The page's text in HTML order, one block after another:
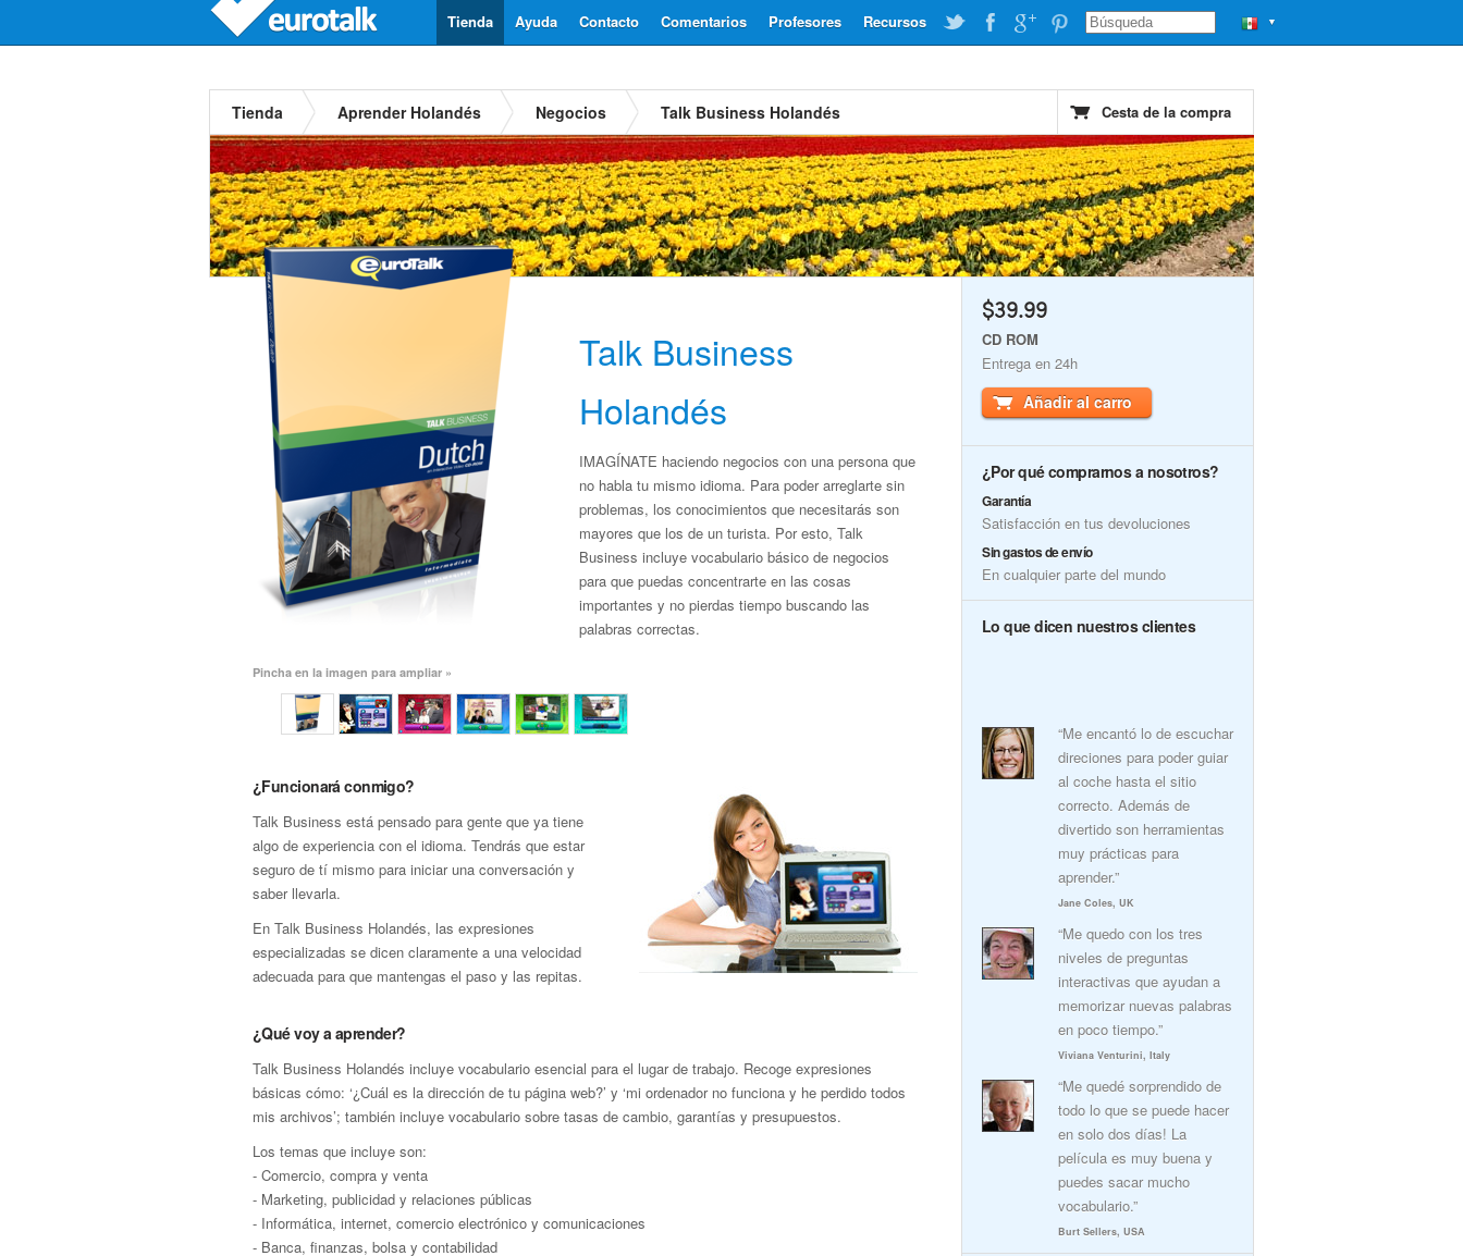
▼
Recursos
Profesores
Comentarios
Contacto
Ayuda
Tienda
Tienda Aprender Holandés Negocios Talk Business Holandés Cesta de la compra
Talk Business
Holandés
IMAGÍNATE haciendo negocios con una persona que
no habla tu mismo idioma. Para poder arreglarte sin
problemas, los conocimientos que necesitarás son
mayores que los de un turista. Por esto, Talk
Business incluye vocabulario básico de negocios
para que puedas concentrarte en las cosas
importantes y no pierdas tiempo buscando las
palabras correctas.
Pincha en la imagen para ampliar »
¿Funcionará conmigo?
Talk Business está pensado para gente que ya tiene
algo de experiencia con el idioma. Tendrás que estar
seguro de tí mismo para iniciar una conversación y
saber llevarla.
En Talk Business Holandés, las expresiones
especializadas se dicen claramente a una velocidad
adecuada para que mantengas el paso y las repitas.
¿Qué voy a aprender?
Talk Business Holandés incluye vocabulario esencial para el lugar de trabajo. Recoge expresiones
básicas cómo: ‘¿Cuál es la dirección de tu página web?’ y ‘mi ordenador no funciona y he perdido todos
mis archivos’; también incluye vocabulario sobre tasas de cambio, garantías y presupuestos.
Los temas que incluye son:
- Comercio, compra y venta
- Marketing, publicidad y relaciones públicas
- Informática, internet, comercio electrónico y comunicaciones
- Banca, finanzas, bolsa y contabilidad
$39.99
CD ROM
Entrega en 24h
Añadir al carro
¿Por qué comprarnos a nosotros?
Garantía
Satisfacción en tus devoluciones
Sin gastos de envío
En cualquier parte del mundo
Lo que dicen nuestros clientes
“Me encantó lo de escuchar
direciones para poder guiar
al coche hasta el sitio
correcto. Además de
divertido son herramientas
muy prácticas para
aprender.”
Jane Coles, UK
“Me quedo con los tres
niveles de preguntas
interactivas que ayudan a
memorizar nuevas palabras
en poco tiempo.”
Viviana Venturini, Italy
“Me quedé sorprendido de
todo lo que se puede hacer
en solo dos días! La
película es muy buena y
puedes sacar mucho
vocabulario.”
Burt Sellers, USA